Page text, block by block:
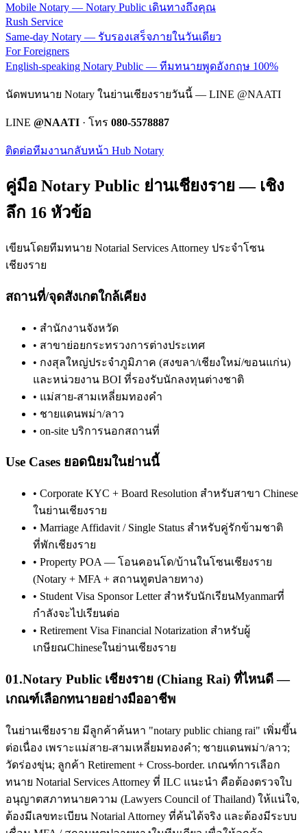
Mobile Notary — Notary Public เดินทางถึงคุณ
Rush Service
Same-day Notary — รับรองเสร็จภายในวันเดียว
For Foreigners
English-speaking Notary Public — ทีมทนายพูดอังกฤษ 100%
นัดพบทนาย Notary ในย่านเชียงรายวันนี้ — LINE @NAATI
LINE @NAATI · โทร 080-5578887
ติดต่อทีมงานกลับหน้า Hub Notary
คู่มือ Notary Public ย่านเชียงราย — เชิง
ลึก 16 หัวข้อ
เขียนโดยทีมทนาย Notarial Services Attorney ประจำโซน
เชียงราย
สถานที่/จุดสังเกตใกล้เคียง
• สำนักงานจังหวัด
• สาขาย่อยกระทรวงการต่างประเทศ
• กงสุลใหญ่ประจำภูมิภาค (สงขลา/เชียงใหม่/ขอนแก่น)
และหน่วยงาน BOI ที่รองรับนักลงทุนต่างชาติ
• แม่สาย-สามเหลี่ยมทองคำ
• ชายแดนพม่า/ลาว
• on-site บริการนอกสถานที่
Use Cases ยอดนิยมในย่านนี้
• Corporate KYC + Board Resolution สำหรับสาขา Chinese
ในย่านเชียงราย
• Marriage Affidavit / Single Status สำหรับคู่รักข้ามชาติ
ที่พักเชียงราย
• Property POA — โอนคอนโด/บ้านในโซนเชียงราย
(Notary + MFA + สถานทูตปลายทาง)
• Student Visa Sponsor Letter สำหรับนักเรียนMyanmarที่
กำลังจะไปเรียนต่อ
• Retirement Visa Financial Notarization สำหรับผู้
เกษียณChineseในย่านเชียงราย
01.Notary Public เชียงราย (Chiang Rai) ที่ไหนดี —
เกณฑ์เลือกทนายอย่างมืออาชีพ
ในย่านเชียงราย มีลูกค้าค้นหา "notary public chiang rai" เพิ่มขึ้น
ต่อเนื่อง เพราะแม่สาย-สามเหลี่ยมทองคำ; ชายแดนพม่า/ลาว;
วัดร่องขุ่น; ลูกค้า Retirement + Cross-border. เกณฑ์การเลือก
ทนาย Notarial Services Attorney ที่ ILC แนะนำ คือต้องตรวจใบ
อนุญาตสภาทนายความ (Lawyers Council of Thailand) ให้แน่ใจ,
ต้องมีเลขทะเบียน Notarial Attorney ที่ค้นได้จริง และต้องมีระบบ